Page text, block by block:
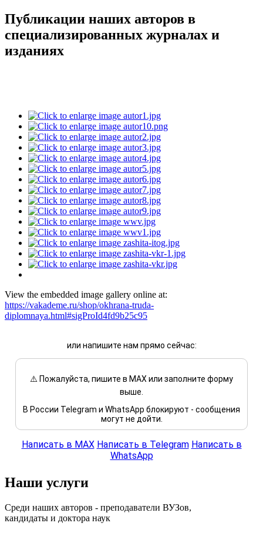
Публикации наших авторов в
специализированных журналах и
изданиях
View the embedded image gallery online at:
https://vakademe.ru/shop/okhrana-truda-
diplomnaya.html#sigProId4fd9b25c95
или напишите нам прямо сейчас:
⚠️ Пожалуйста, пишите в MAX или заполните форму
выше.
В России Telegram и WhatsApp блокируют - сообщения
могут не дойти.
Написать в MAX Написать в Telegram Написать в
WhatsApp
Наши услуги
Среди наших авторов - преподаватели ВУЗов,
кандидаты и доктора наук